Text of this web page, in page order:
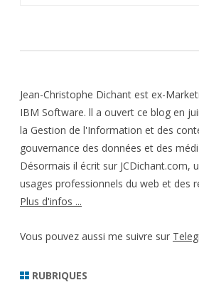
Jean-Christophe Dichant est ex-
IBM Software. ll a ouvert ce blog en
la Gestion de l'Information et des
gouvernance des données et des
Désormais il écrit sur JCDichant.com,
usages professionnels du web et des
Plus d'infos ...
Vous pouvez aussi me suivre sur
RUBRIQUES